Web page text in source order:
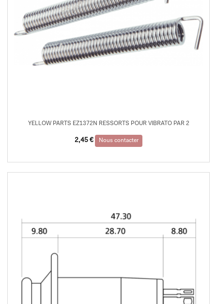
YELLOW PARTS EZ1372N RESSORTS POUR VIBRATO PAR 2
2,45 € Nous contacter